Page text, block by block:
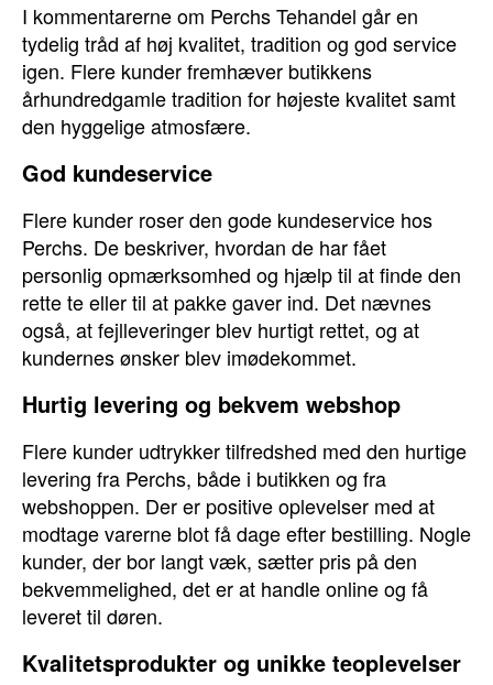
I kommentarerne om Perchs Tehandel går en
tydelig tråd af høj kvalitet, tradition og god service
igen. Flere kunder fremhæver butikkens
århundredgamle tradition for højeste kvalitet samt
den hyggelige atmosfære.
God kundeservice
Flere kunder roser den gode kundeservice hos
Perchs. De beskriver, hvordan de har fået
personlig opmærksomhed og hjælp til at finde den
rette te eller til at pakke gaver ind. Det nævnes
også, at fejlleveringer blev hurtigt rettet, og at
kundernes ønsker blev imødekommet.
Hurtig levering og bekvem webshop
Flere kunder udtrykker tilfredshed med den hurtige
levering fra Perchs, både i butikken og fra
webshoppen. Der er positive oplevelser med at
modtage varerne blot få dage efter bestilling. Nogle
kunder, der bor langt væk, sætter pris på den
bekvemmelighed, det er at handle online og få
leveret til døren.
Kvalitetsprodukter og unikke teoplevelser